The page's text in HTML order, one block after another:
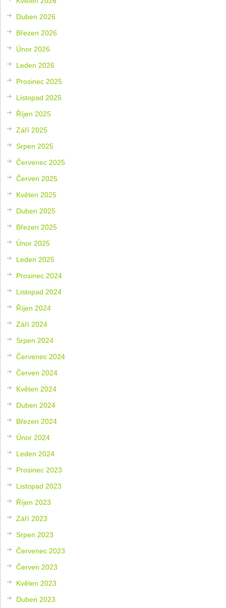
Duben 2026
Březen 2026
Únor 2026
Leden 2026
Prosinec 2025
Listopad 2025
Říjen 2025
Září 2025
Srpen 2025
Červenec 2025
Červen 2025
Květen 2025
Duben 2025
Březen 2025
Únor 2025
Leden 2025
Prosinec 2024
Listopad 2024
Říjen 2024
Září 2024
Srpen 2024
Červenec 2024
Červen 2024
Květen 2024
Duben 2024
Březen 2024
Únor 2024
Leden 2024
Prosinec 2023
Listopad 2023
Říjen 2023
Září 2023
Srpen 2023
Červenec 2023
Červen 2023
Květen 2023
Duben 2023